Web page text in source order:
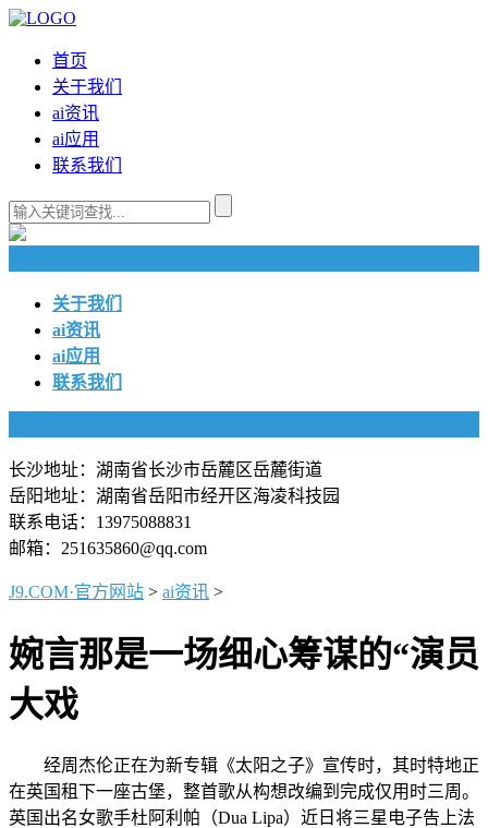
首页
关于我们
ai资讯
ai应用
联系我们
关于我们
ai资讯
ai应用
联系我们
长沙地址：湖南省长沙市岳麓区岳麓街道
岳阳地址：湖南省岳阳市经开区海凌科技园
联系电话：13975088831
邮箱：251635860@qq.com
J9.COM·官方网站 > ai资讯 >
婉言那是一场细心筹谋的“演员
大戏
经周杰伦正在为新专辑《太阳之子》宣传时，其时特地正
在英国租下一座古堡，整首歌从构想改编到完成仅用时三周。
英国出名女歌手杜阿利帕（Dua Lipa）近日将三星电子告上法